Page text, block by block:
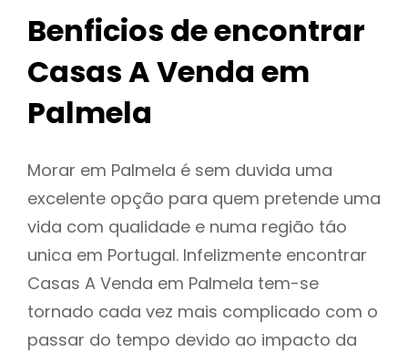
Benficios de encontrar
Casas A Venda em
Palmela
Morar em Palmela é sem duvida uma
excelente opção para quem pretende uma
vida com qualidade e numa região táo
unica em Portugal. Infelizmente encontrar
Casas A Venda em Palmela tem-se
tornado cada vez mais complicado com o
passar do tempo devido ao impacto da